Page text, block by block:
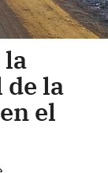
la
la
el